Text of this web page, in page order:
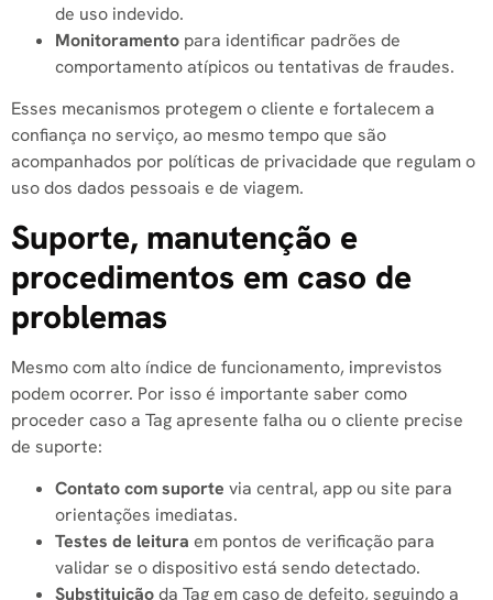
de uso indevido.
Monitoramento para identificar padrões de
comportamento atípicos ou tentativas de fraudes.
Esses mecanismos protegem o cliente e fortalecem a
confiança no serviço, ao mesmo tempo que são
acompanhados por políticas de privacidade que regulam o
uso dos dados pessoais e de viagem.
Suporte, manutenção e
procedimentos em caso de
problemas
Mesmo com alto índice de funcionamento, imprevistos
podem ocorrer. Por isso é importante saber como
proceder caso a Tag apresente falha ou o cliente precise
de suporte:
Contato com suporte via central, app ou site para
orientações imediatas.
Testes de leitura em pontos de verificação para
validar se o dispositivo está sendo detectado.
Substituiçãoda Tag em caso de defeito, seguindo a